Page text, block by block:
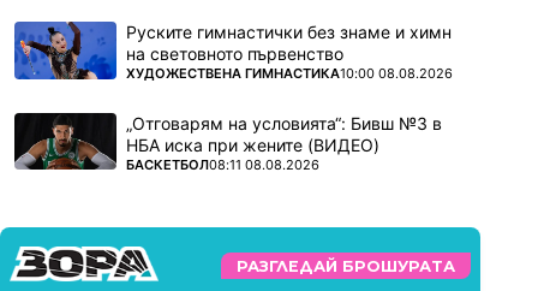
Руските гимнастички без знаме и химн
на световното първенство
ПОВЕЧЕ ОТ
ХУДОЖЕСТВЕНА ГИМНАСТИКА10:00 08.08.2026
„Отговарям на условията“: Бивш №3 в
НБА иска при жените (ВИДЕО)
ПОВЕЧЕ ОТ
БАСКЕТБОЛ08:11 08.08.2026
РАЗГЛЕДАЙ БРОШУРАТА